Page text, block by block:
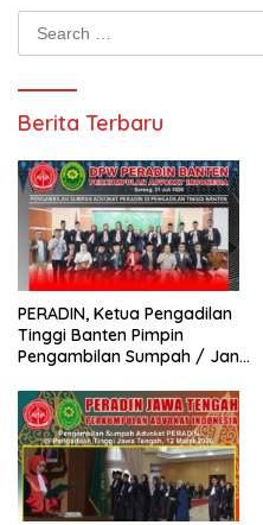
Berita Terbaru
PERADIN, Ketua Pengadilan
Tinggi Banten Pimpin
Pengambilan Sumpah / Janji